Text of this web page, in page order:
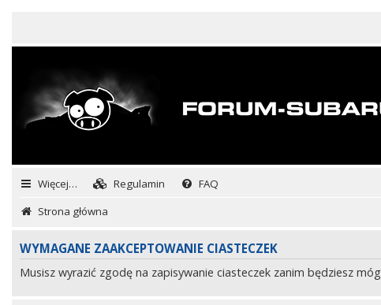
Więcej… Regulamin FAQ
Strona główna
WYMAGANE ZAAKCEPTOWANIE CIASTECZEK
Musisz wyrazić zgodę na zapisywanie ciasteczek zanim będziesz